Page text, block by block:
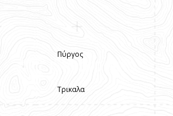
Πύργος
Τρικαλα